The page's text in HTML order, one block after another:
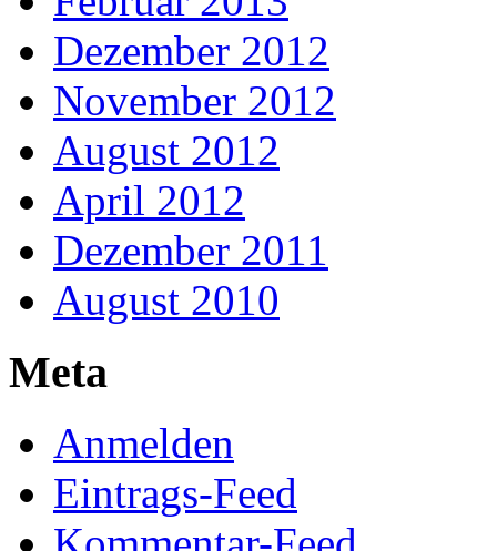
Dezember 2012
November 2012
August 2012
April 2012
Dezember 2011
August 2010
Meta
Anmelden
Eintrags-Feed